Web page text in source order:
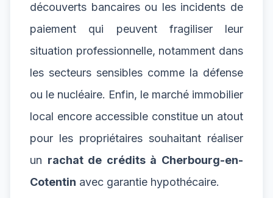
découverts bancaires ou les incidents de
paiement qui peuvent fragiliser leur
situation professionnelle, notamment dans
les secteurs sensibles comme la défense
ou le nucléaire. Enfin, le marché immobilier
local encore accessible constitue un atout
pour les propriétaires souhaitant réaliser
un rachat de crédits à Cherbourg-en-
Cotentin avec garantie hypothécaire.